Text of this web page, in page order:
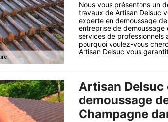
Nous vous présentons un
travaux de Artisan Delsuc
experte en demoussage
entreprise de
services de professionnels
pourquoi voulez-vous
Artisan Delsuc vous
Artisan Delsuc
demoussage
Champagne